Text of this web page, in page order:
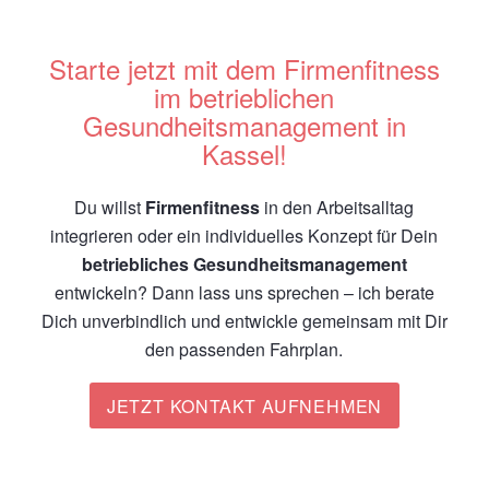
Starte jetzt mit dem Firmenfitness
im betrieblichen
Gesundheitsmanagement in
Kassel!
Du willst Firmenfitness in den Arbeitsalltag
integrieren oder ein individuelles Konzept für Dein
betriebliches Gesundheitsmanagement
entwickeln? Dann lass uns sprechen – ich berate
Dich unverbindlich und entwickle gemeinsam mit Dir
den passenden Fahrplan.
JETZT KONTAKT AUFNEHMEN